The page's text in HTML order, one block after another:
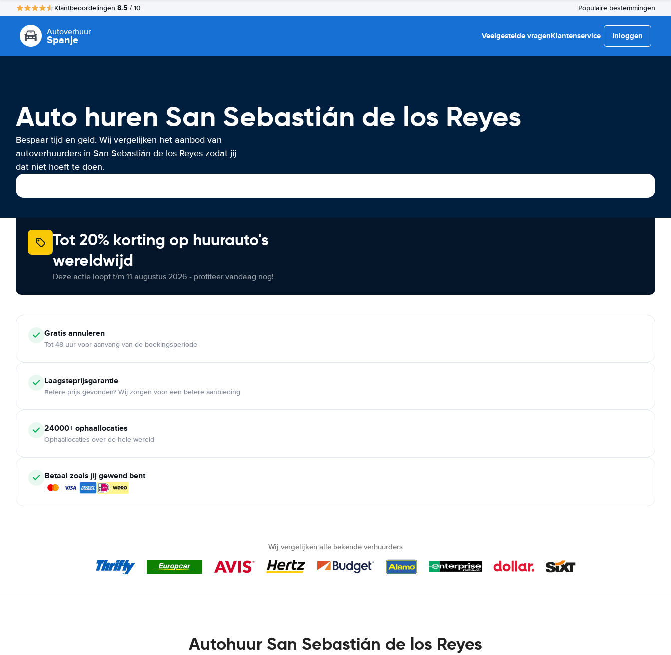
Klantbeoordelingen 8.5 / 10 Populaire bestemmingen
Autoverhuur
Spanje Veelgestelde vragenKlantenservice Inloggen
Auto huren San Sebastián de los Reyes
Bespaar tijd en geld. Wij vergelijken het aanbod van
autoverhuurders in San Sebastián de los Reyes zodat jij
dat niet hoeft te doen.
Tot 20% korting op huurauto's
wereldwijd
Deze actie loopt t/m 11 augustus 2026 - profiteer vandaag nog!
Gratis annuleren
Tot 48 uur voor aanvang van de boekingsperiode
Laagsteprijsgarantie
Betere prijs gevonden? Wij zorgen voor een betere aanbieding
24000+ ophaallocaties
Ophaallocaties over de hele wereld
Betaal zoals jij gewend bent
Wij vergelijken alle bekende verhuurders
Autohuur San Sebastián de los Reyes